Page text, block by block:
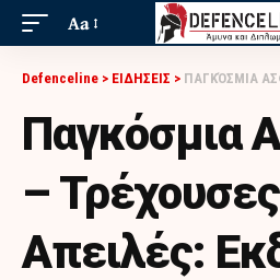
Aa
Defenceline > ΕΙΔΗΣΕΙΣ > ΠΑΓΚΌΣΜΙΑ ΑΣΦΆΛΕΙΑ – ΤΡΈΧΟΥΣΕΣ
Παγκόσμια
– Τρέχουσες
Απειλές: